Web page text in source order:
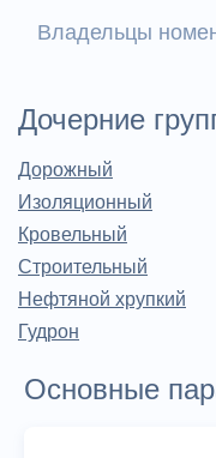
Владельцы
Дочерние
Дорожный
Изоляционный
Кровельный
Строительный
Нефтяной хрупкий
Гудрон
Основные